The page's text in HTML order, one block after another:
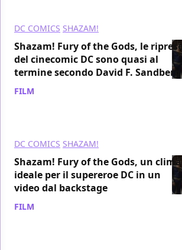
DC COMICS SHAZAM!
Shazam! Fury of the Gods, le riprese
del cinecomic DC sono quasi al
termine secondo David F. Sandberg
FILM
DC COMICS SHAZAM!
Shazam! Fury of the Gods, un clima
ideale per il supereroe DC in un
video dal backstage
FILM